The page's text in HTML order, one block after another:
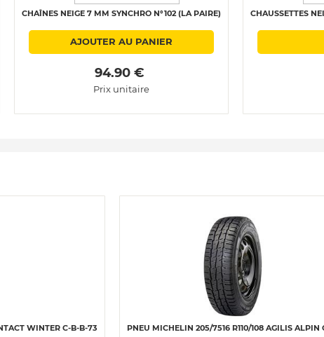
CHAÎNES NEIGE 7 MM SYNCHRO N°102 (LA PAIRE)
AJOUTER AU PANIER
94.90 €
Prix unitaire
CHAUSSETTES
WINTER C-B-B-73 PNEU MICHELIN 205/7516 R110/108 AGILIS ALPIN